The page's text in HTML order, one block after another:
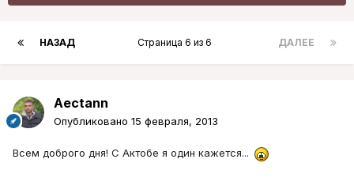
НАЗАД ДАЛЕЕ
Страница 6 из 6
Aectann
Опубликовано 15 февраля, 2013
Всем доброго дня! С Актобе я один кажется...